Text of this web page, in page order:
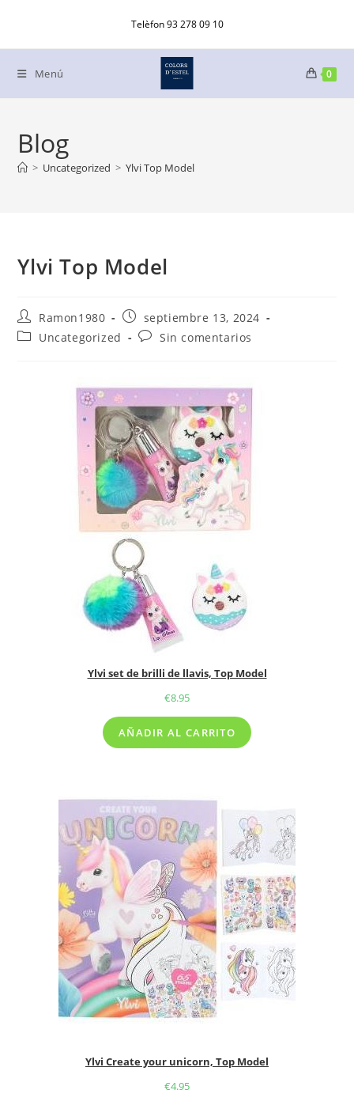
contenido
Telèfon 93 278 09 10
Menú 0
Blog
> Uncategorized > Ylvi Top Model
Ylvi Top Model
Autor
de
la
Ramon1980
Publicación
septiembre 13, 2024
Categoría
Uncategorized
Comentarios
Sin comentarios
Ylvi set de brilli de llavis, Top Model
€8.95
AÑADIR AL CARRITO
Ylvi Create your unicorn, Top Model
€4.95